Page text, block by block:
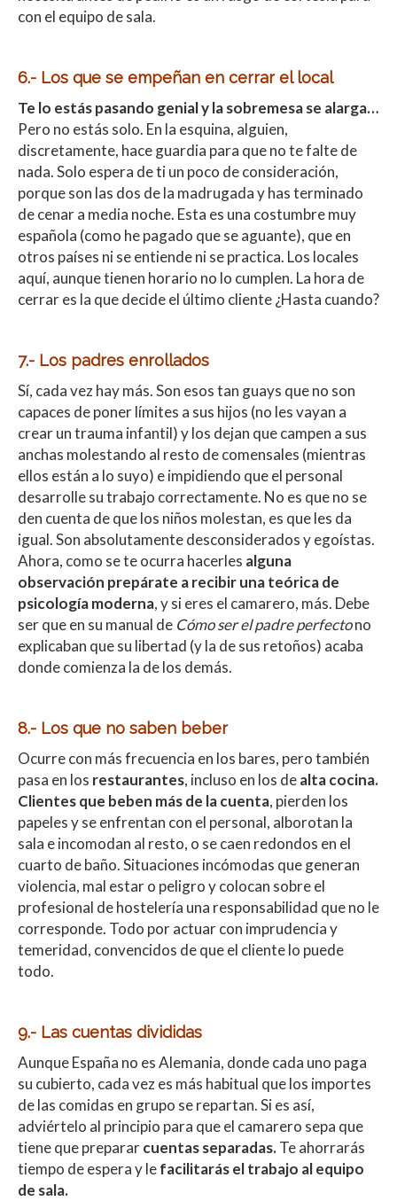
con el equipo de sala.
6.- Los que se empeñan en cerrar el local
Te lo estás pasando genial y la sobremesa se alarga…
Pero no estás solo. En la esquina, alguien,
discretamente, hace guardia para que no te falte de
nada. Solo espera de ti un poco de consideración,
porque son las dos de la madrugada y has terminado
de cenar a media noche. Esta es una costumbre muy
española (como he pagado que se aguante), que en
otros países ni se entiende ni se practica. Los locales
aquí, aunque tienen horario no lo cumplen. La hora de
cerrar es la que decide el último cliente ¿Hasta cuando?
7.- Los padres enrollados
Sí, cada vez hay más. Son esos tan guays que no son
capaces de poner límites a sus hijos (no les vayan a
crear un trauma infantil) y los dejan que campen a sus
anchas molestando al resto de comensales (mientras
ellos están a lo suyo) e impidiendo que el personal
desarrolle su trabajo correctamente. No es que no se
den cuenta de que los niños molestan, es que les da
igual. Son absolutamente desconsiderados y egoístas.
Ahora, como se te ocurra hacerles alguna
observación prepárate a recibir una teórica de
psicología moderna, y si eres el camarero, más. Debe
ser que en su manual de Cómo ser el padre perfectono
explicaban que su libertad (y la de sus retoños) acaba
donde comienza la de los demás.
8.- Los que no saben beber
Ocurre con más frecuencia en los bares, pero también
pasa en los restaurantes, incluso en los dealta cocina.
Clientes que beben más de la cuenta, pierden los
papeles y se enfrentan con el personal, alborotan la
sala e incomodan al resto, o se caen redondos en el
cuarto de baño. Situaciones incómodas que generan
violencia, mal estar o peligro y colocan sobre el
profesional de hostelería una responsabilidad que no le
corresponde. Todo por actuar con imprudencia y
temeridad, convencidos de que el cliente lo puede
todo.
9.- Las cuentas divididas
Aunque España no es Alemania, donde cada uno paga
su cubierto, cada vez es más habitual que los importes
de las comidas en grupo se repartan. Si es así,
adviértelo al principio para que el camarero sepa que
tiene que prepararcuentas separadas.Te ahorrarás
tiempo de espera y lefacilitarás el trabajo al equipo
de sala.